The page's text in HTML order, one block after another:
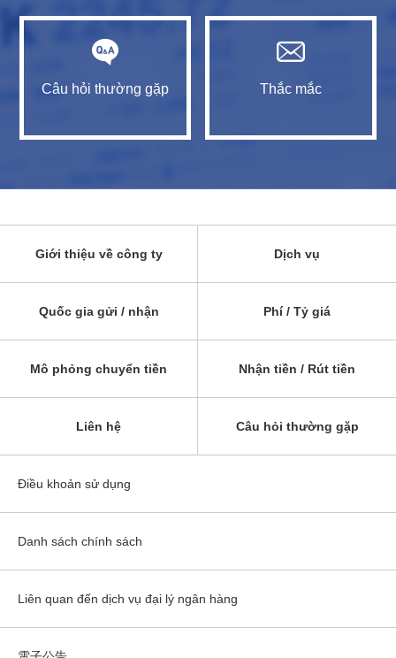
Câu hỏi thường gặp Thắc mắc
Giới thiệu về công ty Dịch vụ
Quốc gia gửi / nhận Phí / Tỷ giá
Mô phỏng chuyển tiền Nhận tiền / Rút tiền
Liên hệ Câu hỏi thường gặp
Điều khoản sử dụng
Danh sách chính sách
Liên quan đến dịch vụ đại lý ngân hàng